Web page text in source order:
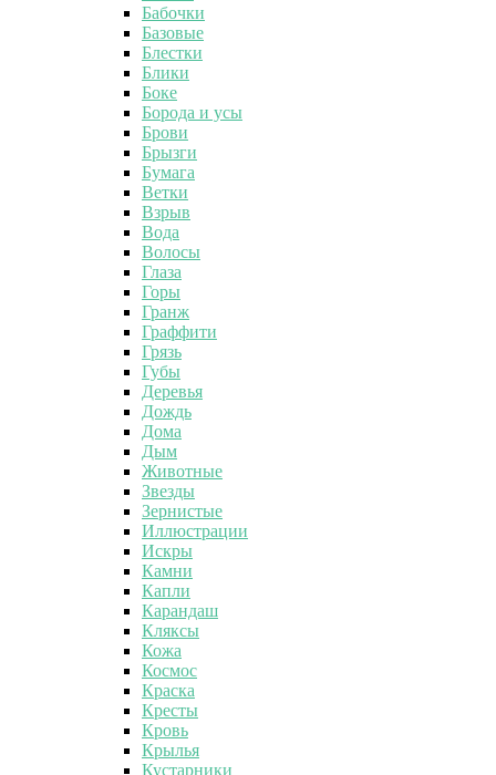
Бабочки
Базовые
Блестки
Блики
Боке
Борода и усы
Брови
Брызги
Бумага
Ветки
Взрыв
Вода
Волосы
Глаза
Горы
Гранж
Граффити
Грязь
Губы
Деревья
Дождь
Дома
Дым
Животные
Звезды
Зернистые
Иллюстрации
Искры
Камни
Капли
Карандаш
Кляксы
Кожа
Космос
Краска
Кресты
Кровь
Крылья
Кустарники